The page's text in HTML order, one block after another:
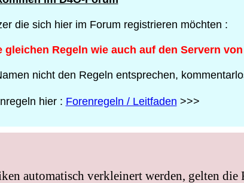
die sich hier im Forum registrieren möchten :
Regeln wie auch auf den Servern
nicht den Regeln entsprechen,
hier : Forenregeln / Leitfaden >>>
automatisch verkleinert werden, gelten die